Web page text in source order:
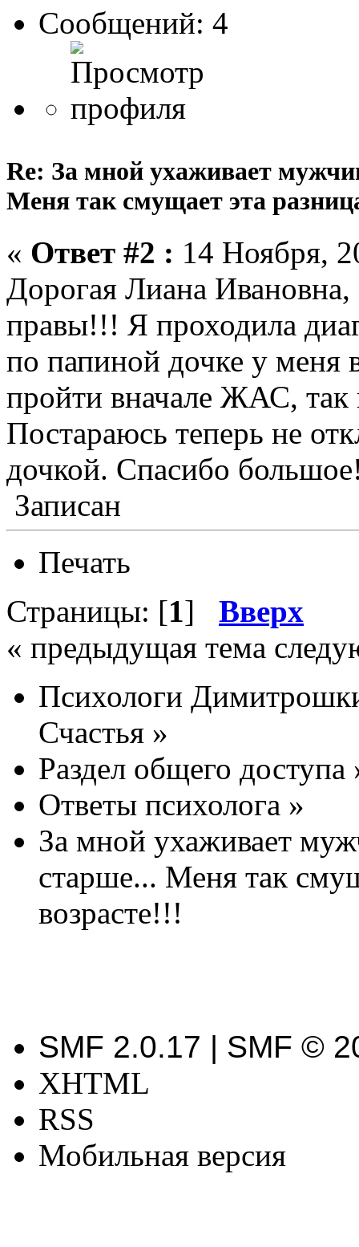
Сообщений: 4
Re: За мной ухаживает
Меня так смущает эта
« Ответ #2 : 14 Ноября,
Дорогая Лиана
правы!!! Я проходила
по папиной дочке у меня
пройти вначале ЖАС, так
Постараюсь теперь не
дочкой. Спасибо
Записан
Печать
Страницы: [1] Вверх
« предыдущая тема
Психологи
Счастья »
Раздел общего доступа
Ответы психолога »
За мной ухаживает
старше... Меня так
возрасте!!!
SMF 2.0.17 | SMF ©
XHTML
RSS
Мобильная версия